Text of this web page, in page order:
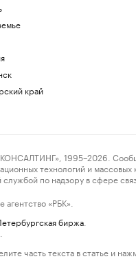
край
1995–2026.
технологий и
по надзору в сфере
«РБК».
биржа
часть текста в статье и